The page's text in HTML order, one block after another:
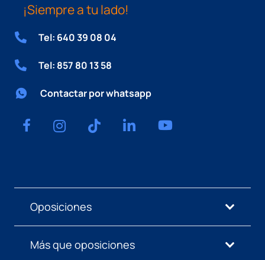
¡Siempre a tu lado!
Tel: 640 39 08 04
Tel: 857 80 13 58
Contactar por whatsapp
Oposiciones
Más que oposiciones